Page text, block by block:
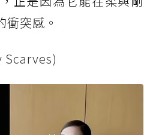
衝突感。
Scarves)